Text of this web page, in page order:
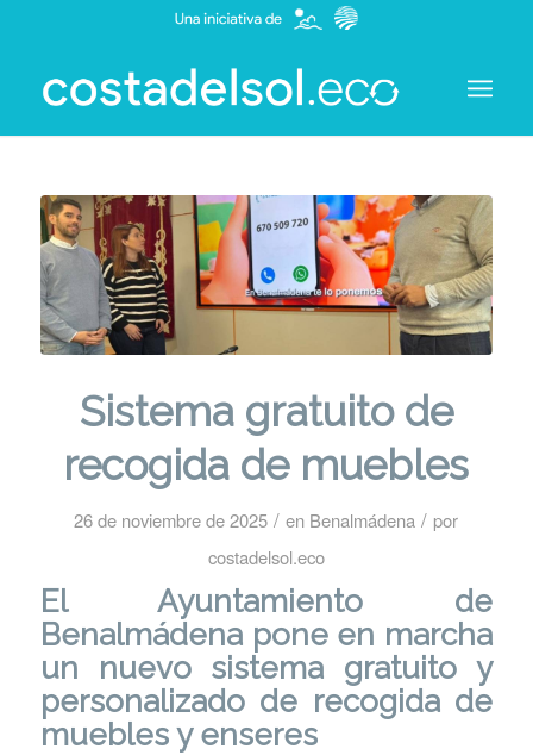
Sistema gratuito de
recogida de muebles
26 de noviembre de 2025 / en Benalmádena / por
costadelsol.eco
El Ayuntamiento de
Benalmádena pone en marcha
un nuevo sistema gratuito y
personalizado de recogida de
muebles y enseres